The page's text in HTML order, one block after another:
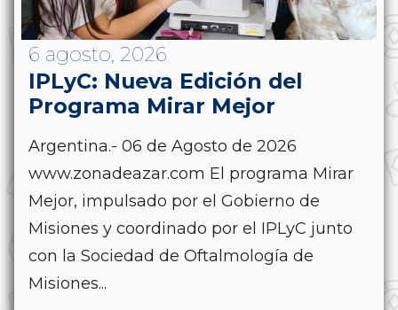
6 agosto, 2026
IPLyC: Nueva Edición del
Programa Mirar Mejor
Argentina.- 06 de Agosto de 2026
www.zonadeazar.com El programa Mirar
Mejor, impulsado por el Gobierno de
Misiones y coordinado por el IPLyC junto
con la Sociedad de Oftalmología de
Misiones...